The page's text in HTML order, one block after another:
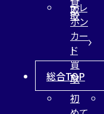
取
取
テレ
ホン
カー
ド
買
取
総合TOP
初